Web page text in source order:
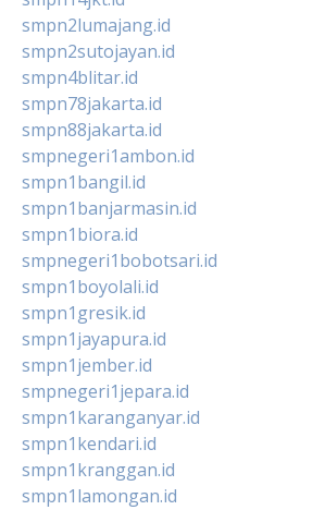
smpn2lumajang.id
smpn2sutojayan.id
smpn4blitar.id
smpn78jakarta.id
smpn88jakarta.id
smpnegeri1ambon.id
smpn1bangil.id
smpn1banjarmasin.id
smpn1biora.id
smpnegeri1bobotsari.id
smpn1boyolali.id
smpn1gresik.id
smpn1jayapura.id
smpn1jember.id
smpnegeri1jepara.id
smpn1karanganyar.id
smpn1kendari.id
smpn1kranggan.id
smpn1lamongan.id